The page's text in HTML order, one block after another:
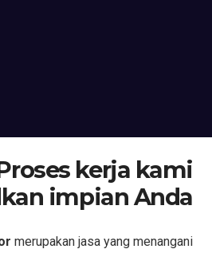
kerja kami
impian Anda
merupakan jasa yang menangani